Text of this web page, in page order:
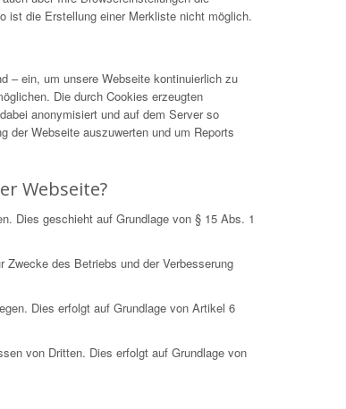
ist die Erstellung einer Merkliste nicht möglich.
– ein, um unsere Webseite kontinuierlich zu
Die durch Cookies erzeugten
anonymisiert und auf dem Server so
der Webseite auszuwerten und um Reports
Webseite?
Dies geschieht auf Grundlage von § 15 Abs. 1
des Betriebs und der Verbesserung
Dies erfolgt auf Grundlage von Artikel 6
von Dritten. Dies erfolgt auf Grundlage von